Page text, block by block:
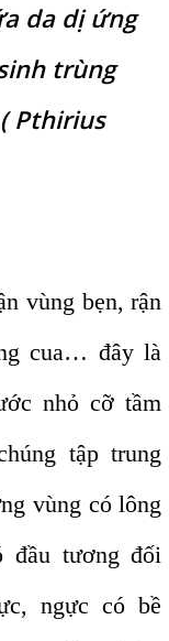
da dị ứng
trùng
Pthirius
vùng bẹn, rận
cua… đây là
nhỏ cỡ tầm
tập trung
vùng có lông
đầu tương đối
ngực có bề